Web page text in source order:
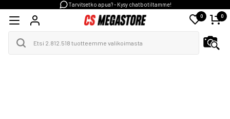
Tarvitsetko apua? - Kysy chatbotiltamme!
0 0